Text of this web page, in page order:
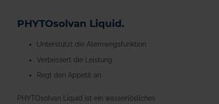
PHYTOsolvan Liquid.
Unterstützt die Atemwegsfunktion
Verbessert die Leistung
Regt den Appetit an
PHYTOsolvan Liquid ist ein wasserlösliches